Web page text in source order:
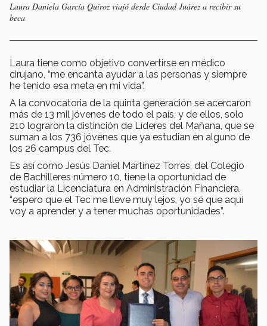
Laura Daniela García Quiroz viajó desde Ciudad Juárez a recibir su
beca
Laura tiene como objetivo convertirse en médico
cirujano, “me encanta ayudar a las personas y siempre
he tenido esa meta en mi vida”.
A la convocatoria de la quinta generación se acercaron
más de 13 mil jóvenes de todo el país, y de ellos, solo
210 lograron la distinción de Líderes del Mañana, que se
suman a los 736 jóvenes que ya estudian en alguno de
los 26 campus del Tec.
Es así como Jesús Daniel Martínez Torres, del Colegio
de Bachilleres número 10, tiene la oportunidad de
estudiar la Licenciatura en Administración Financiera,
“espero que el Tec me lleve muy lejos, yo sé que aquí
voy a aprender y a tener muchas oportunidades”.